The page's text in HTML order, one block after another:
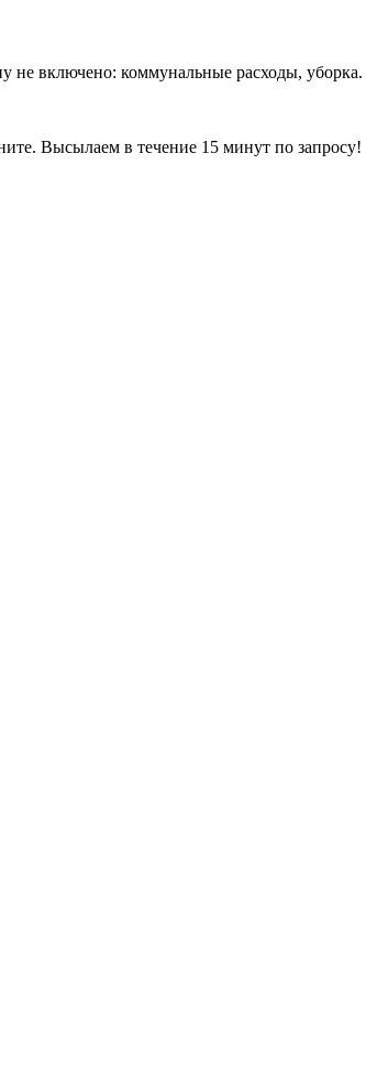
не включено: коммунальные расходы, уборка.
в течение 15 минут по запросу!